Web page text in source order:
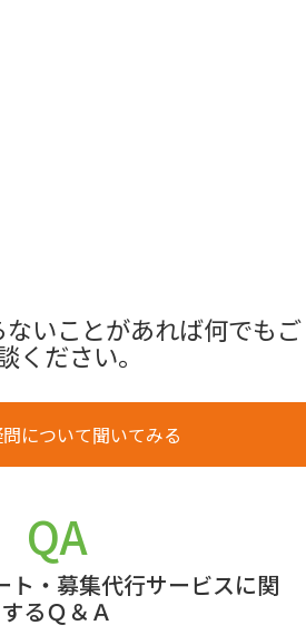
いことがあれば何でもご
ください。
について聞いてみる
QA
ト・募集代行サービスに関
するＱ＆Ａ